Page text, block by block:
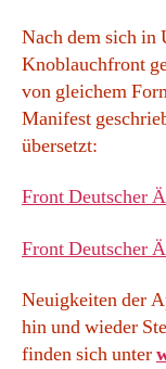
Nach dem sich in
Knoblauchfront
von gleichem
Manifest
übersetzt:
Front Deutscher
Front Deutscher
Neuigkeiten der
hin und wieder
finden sich unter